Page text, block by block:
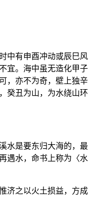
中有申酉冲动或辰巳风
宜。海中虽无造化甲子
，亦不为奇，壁上独辛
癸丑为山，为水绕山环
水是要东归大海的，最
遇水，命书上称为〈水
济之以火土损益，方成